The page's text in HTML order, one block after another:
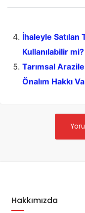
İhaleyle Satılan
Kullanılabilir mi?
Tarımsal
Önalım Hakkı
Hakkımızda